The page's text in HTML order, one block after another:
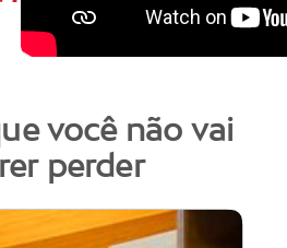
você não vai
perder